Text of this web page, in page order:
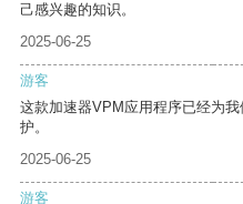
己感兴趣的知识。
2025-06-25
游客
这款加速器VPM应用程序已经为
护。
2025-06-25
游客